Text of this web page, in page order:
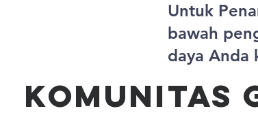
Untuk
bawah
daya Anda
Komunitas